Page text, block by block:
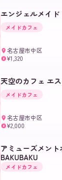
エンジェルメイド
メイドカフェ
名古屋市中区
¥ ¥1,320
天空のカフェ エ
メイドカフェ
名古屋市中区
¥ ¥2,000
アミューズメント
BAKUBAKU
メイドカフェ